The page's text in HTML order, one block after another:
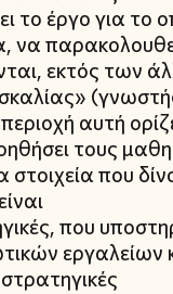
το έργο για το
να
εκτός των
αυτή
τους
που
που
εργαλείων